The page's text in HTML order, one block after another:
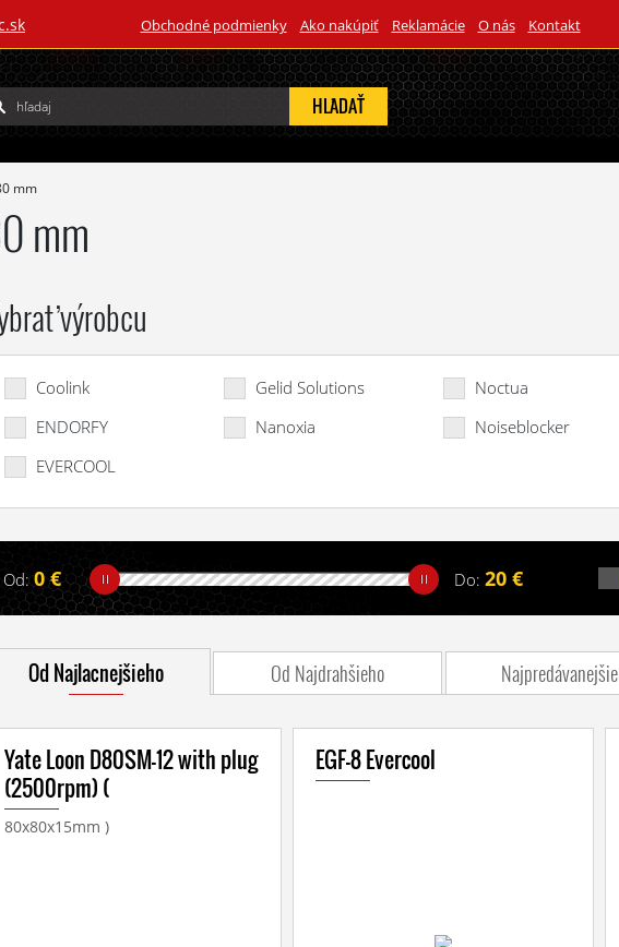
Obchodné podmienky Ako nakúpiť Reklamácie O nás Kontakt
HĽADAŤ
mm
mm
výrobcu
Coolink Gelid Solutions Noctua
ENDORFY
Nanoxia Noiseblocker
EVERCOOL
Od:0 € Do: 20 €
Od Najlacnejšieho Od Najdrahšieho Najpredávanejšie
Yate Loon D80SM-12 with plug
(2500rpm) (
80x80x15mm )
EGF-8 Evercool